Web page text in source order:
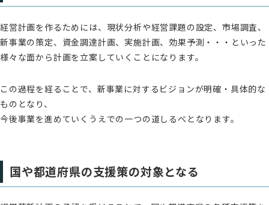
経営計画を作るためには、現状分析や経営課題の設定、市場調査、
新事業の策定、資金調達計画、実施計画、効果予測・・・といった
様々な面から計画を立案していくことになります。
この過程を経ることで、新事業に対するビジョンが明確・具体的な
ものとなり、
今後事業を進めていくうえでの一つの道しるべとなります。
国や都道府県の支援策の対象となる